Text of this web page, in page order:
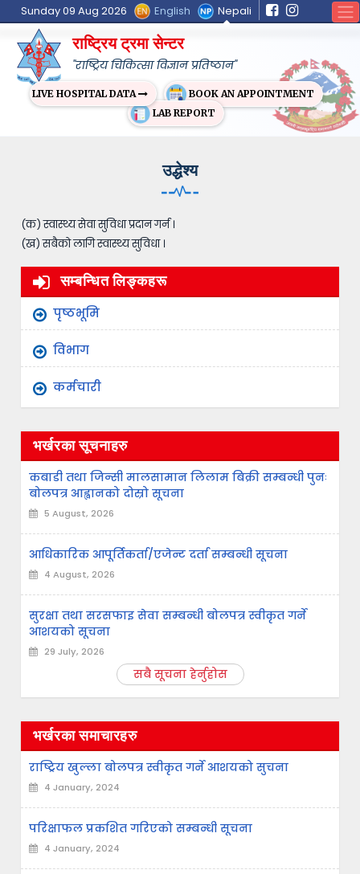
Sunday 09 Aug 2026 English Nepali
राष्ट्रिय ट्रमा सेन्टर
"राष्ट्रिय चिकित्सा विज्ञान प्रतिष्ठान"
LIVE HOSPITAL DATA
BOOK AN APPOINTMENT
LAB REPORT
उद्धेश्य
(क) स्वास्थ्य सेवा सुविधा प्रदान गर्न ।
(ख) सबैको लागि स्वास्थ्य सुविधा ।
सम्बन्धित लिङ्कहरू
पृष्ठभूमि
विभाग
कर्मचारी
भर्खरका सूचनाहरु
कबाडी तथा जिन्सी मालसामान लिलाम बिक्री सम्बन्धी पुनः
बोलपत्र आह्वानको दोस्रो सूचना
5 August, 2026
आधिकारिक आपूर्तिकर्ता/एजेन्ट दर्ता सम्बन्धी सूचना
4 August, 2026
सुरक्षा तथा सरसफाइ सेवा सम्बन्धी बोलपत्र स्वीकृत गर्ने
आशयको सूचना
29 July, 2026
सबै सूचना हेर्नुहोस
भर्खरका समाचारहरु
राष्ट्रिय खुल्ला बोलपत्र स्वीकृत गर्ने आशयको सुचना
4 January, 2024
परिक्षाफल प्रकशित गरिएको सम्बन्धी सूचना
4 January, 2024